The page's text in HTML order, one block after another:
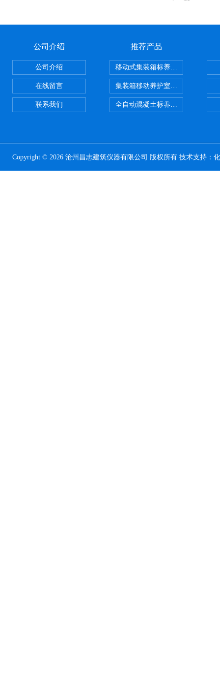
公司介绍
公司介绍
在线留言
联系我们
推荐产品
移动式集装箱标养室 养护室设备
集装箱移动养护室 标养室
全自动混凝土标养室恒温恒湿设备
Copyright © 2026 沧州昌志建筑仪器有限公司 版权所有 技术支持：